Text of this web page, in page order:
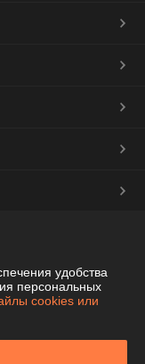
Алла Ивановна
46-71
удобства
персональных
cookies или